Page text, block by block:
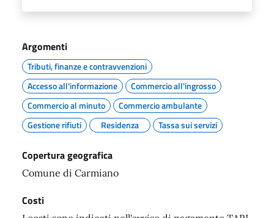
Argomenti
Tributi, finanze e contravvenzioni
Accesso all'informazione
Commercio all'ingrosso
Commercio al minuto
Commercio ambulante
Gestione rifiuti
Residenza Tassa sui servizi
Copertura geografica
Comune di Carmiano
Costi